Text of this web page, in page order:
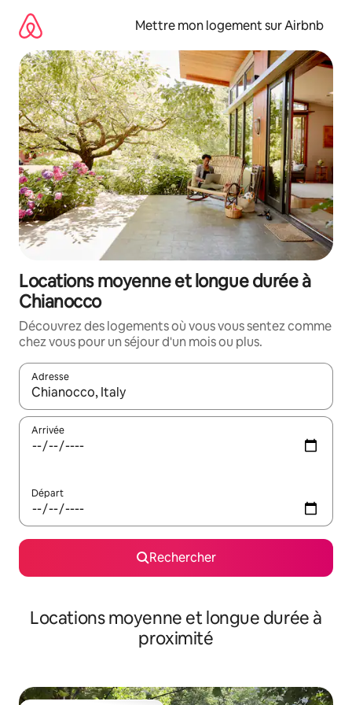
directement
contenu
Mettre mon logement sur Airbnb
Locations moyenne et longue durée à
Chianocco
Découvrez des logements où vous vous sentez comme
chez vous pour un séjour d'un mois ou plus.
Adresse
Lorsque les résultats s'affichent, utilisez les flèches vers le
Arrivée
Départ
Rechercher
Locations moyenne et longue durée à
proximité